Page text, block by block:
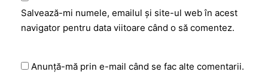
Salvează-mi numele, emailul și site-ul web în acest
navigator pentru data viitoare când o să comentez.
Anunță-mă prin e-mail când se fac alte comentarii.